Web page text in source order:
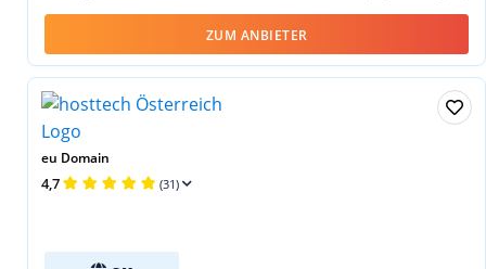
ZUM ANBIETER
eu Domain
4,7 (31)